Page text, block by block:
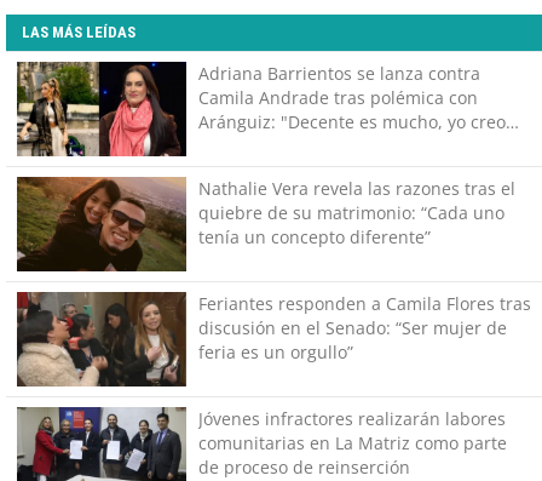
LAS MÁS LEÍDAS
Adriana Barrientos se lanza contra
Camila Andrade tras polémica con
Aránguiz: "Decente es mucho, yo creo
Nathalie Vera revela las razones tras el
quiebre de su matrimonio: “Cada uno
tenía un concepto diferente”
Feriantes responden a Camila Flores tras
discusión en el Senado: “Ser mujer de
feria es un orgullo”
Jóvenes infractores realizarán labores
comunitarias en La Matriz como parte
de proceso de reinserción